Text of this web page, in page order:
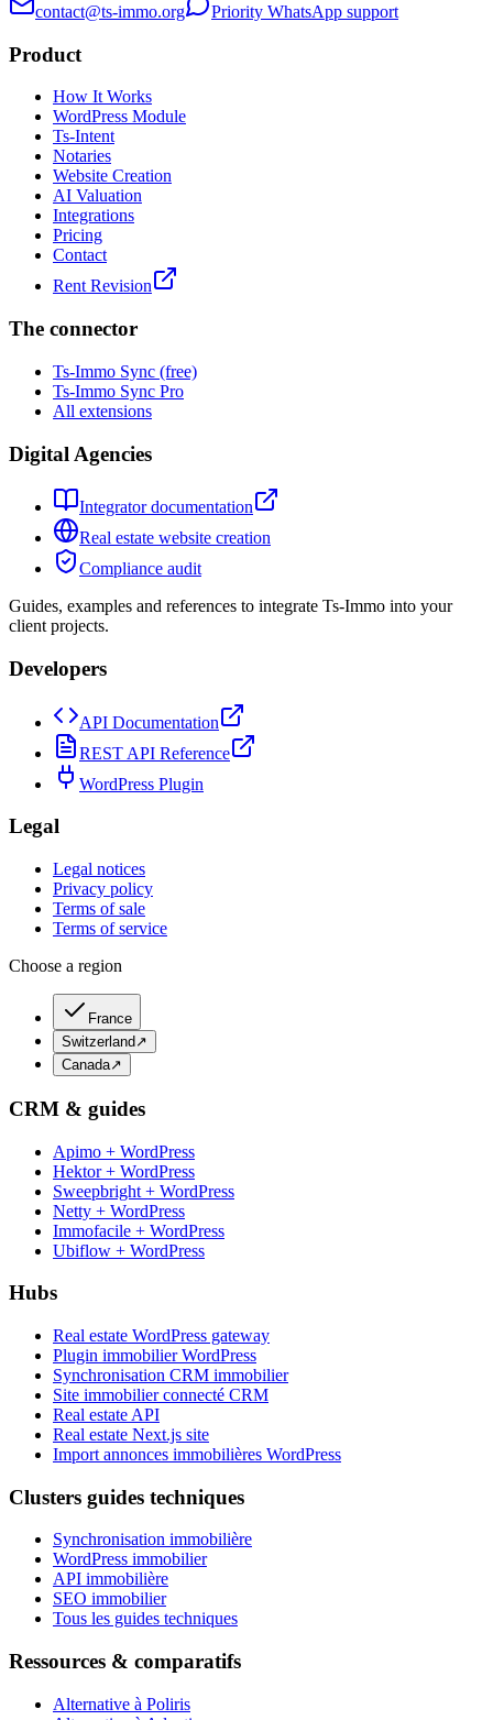
contact@ts-immo.org Priority WhatsApp support
Product
How It Works
WordPress Module
Ts-Intent
Notaries
Website Creation
AI Valuation
Integrations
Pricing
Contact
Rent Revision
The connector
Ts-Immo Sync (free)
Ts-Immo Sync Pro
All extensions
Digital Agencies
Integrator documentation
Real estate website creation
Compliance audit
Guides, examples and references to integrate Ts-Immo into your
client projects.
Developers
API Documentation
REST API Reference
WordPress Plugin
Legal
Legal notices
Privacy policy
Terms of sale
Terms of service
Choose a region
France
Switzerland ↗
Canada↗
CRM & guides
Apimo + WordPress
Hektor + WordPress
Sweepbright + WordPress
Netty + WordPress
Immofacile + WordPress
Ubiflow + WordPress
Hubs
Real estate WordPress gateway
Plugin immobilier WordPress
Synchronisation CRM immobilier
Site immobilier connecté CRM
Real estate API
Real estate Next.js site
Import annonces immobilières WordPress
Clusters guides techniques
Synchronisation immobilière
WordPress immobilier
API immobilière
SEO immobilier
Tous les guides techniques
Ressources & comparatifs
Alternative à Poliris